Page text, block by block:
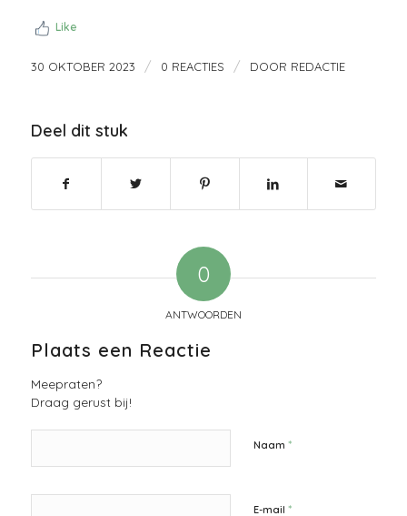
Like
30 OKTOBER 2023 / 0 REACTIES / DOOR REDACTIE
Deel dit stuk
0
ANTWOORDEN
Plaats een Reactie
Meepraten?
Draag gerust bij!
Naam *
E-mail *